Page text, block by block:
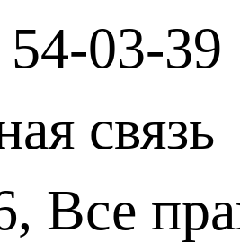
03-39
связь
Все